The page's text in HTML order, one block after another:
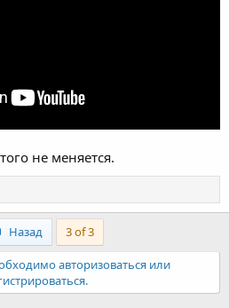
не меняется.
Назад 3 of 3
авторизоваться или